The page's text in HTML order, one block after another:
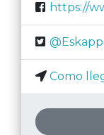
https://
Como